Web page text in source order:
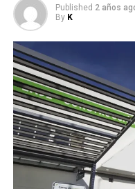
Published 2 años
By K